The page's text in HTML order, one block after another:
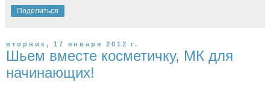
Поделиться
вторник, 17 января 2012 г.
Шьем вместе косметичку, МК для
начинающих!